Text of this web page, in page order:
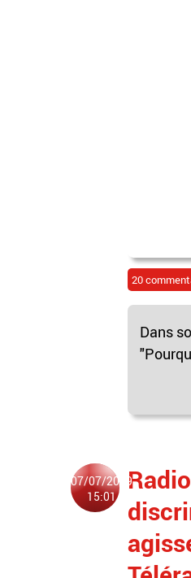
20
Dans
07/07/2019
15:01